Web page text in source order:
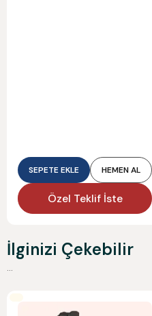
SEPETE EKLE HEMEN AL
Özel Teklif İste
İlginizi Çekebilir
...